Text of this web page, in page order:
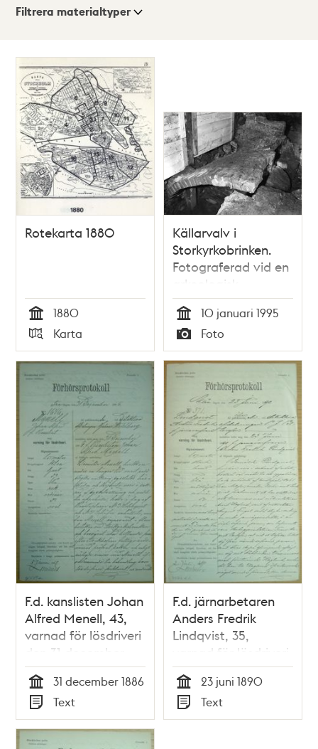
Visningsläge
Lista
Karta
Filtrera materialtyper
träffar
Rotekarta 1880
Tid
1880
Typ
Karta
Källarvalv i
Storkyrkobrinken.
Fotograferad vid en
arkeologisk
undersökning.
Tid
10 januari 1995
Typ
Foto
F.d. kanslisten Johan
Alfred Menell, 43,
varnad för lösdriveri
den 31 december
1886 –
förhörsprotokoll
Tid
31 december 1886
Typ
Text
F.d. järnarbetaren
Anders Fredrik
Lindqvist, 35,
varnad för lösdriveri
23 juni 1890 -
polisförhör
Tid
23 juni 1890
Typ
Text